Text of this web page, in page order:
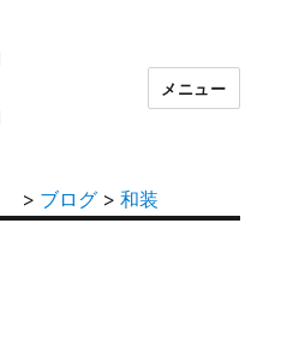
メニュー
> ブログ > 和装